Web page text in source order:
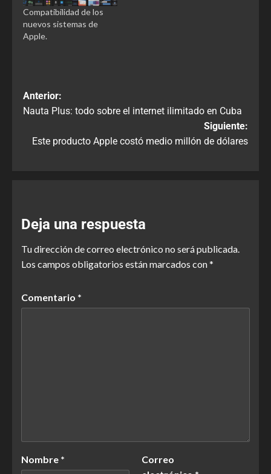
Compatibilidad de los
nuevos sistemas de
Apple.
Anterior:
Nauta Plus: todo sobre el internet ilimitado en Cuba
Siguiente:
Este producto Apple costó medio millón de dólares
Deja una respuesta
Tu dirección de correo electrónico no será publicada.
Los campos obligatorios están marcados con*
Comentario *
Nombre *
Correo